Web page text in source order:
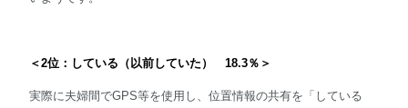
＜2位：している（以前していた） 18.3％＞
実際に夫婦間でGPS等を使用し、位置情報の共有を「している